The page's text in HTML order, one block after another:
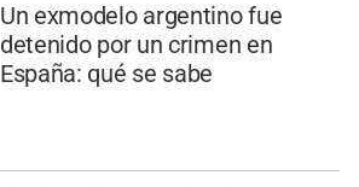
Un exmodelo argentino fue
detenido por un crimen en
España: qué se sabe